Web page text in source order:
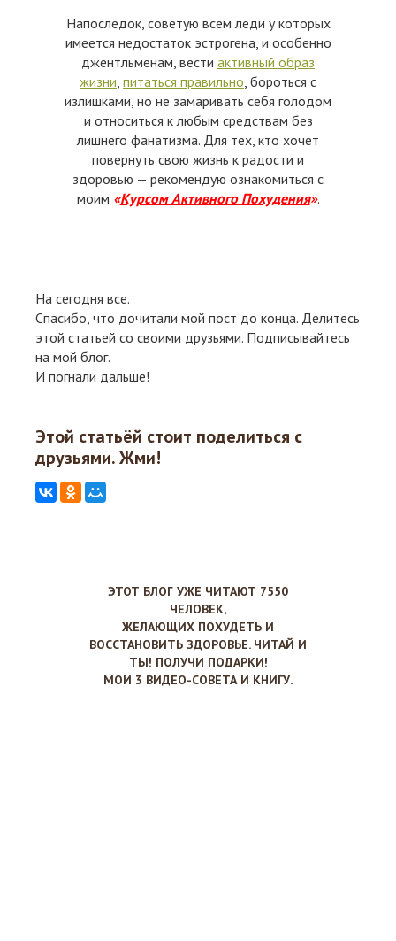
Напоследок, советую всем леди у которых
имеется недостаток эстрогена, и особенно
джентльменам, вести активный образ
жизни питаться правильно , бороться с
излишками, но не замаривать себя голодом
и относиться к любым средствам без
лишнего фанатизма. Для тех, кто хочет
повернуть свою жизнь к радости и
здоровью — рекомендую ознакомиться с
моим «Курсом Активного Похудения».
На сегодня все.
Спасибо, что дочитали мой пост до конца. Делитесь
этой статьей со своими друзьями. Подписывайтесь
на мой блог.
И погнали дальше!
Этой статьёй стоит поделиться с
друзьями. Жми!
ЭТОТ БЛОГ УЖЕ ЧИТАЮТ 7550
ЧЕЛОВЕК,
ЖЕЛАЮЩИХ ПОХУДЕТЬ И
ВОССТАНОВИТЬ ЗДОРОВЬЕ. ЧИТАЙ И
ТЫ! ПОЛУЧИ ПОДАРКИ!
МОИ 3 ВИДЕО-СОВЕТА И КНИГУ.